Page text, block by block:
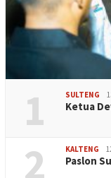
1 SULTENG
Ketua
2 KALTENG
Paslon